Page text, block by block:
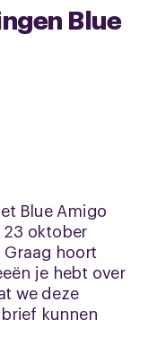
Blue
Blue Amigo
23 oktober
Graag hoort
je hebt over
we deze
kunnen